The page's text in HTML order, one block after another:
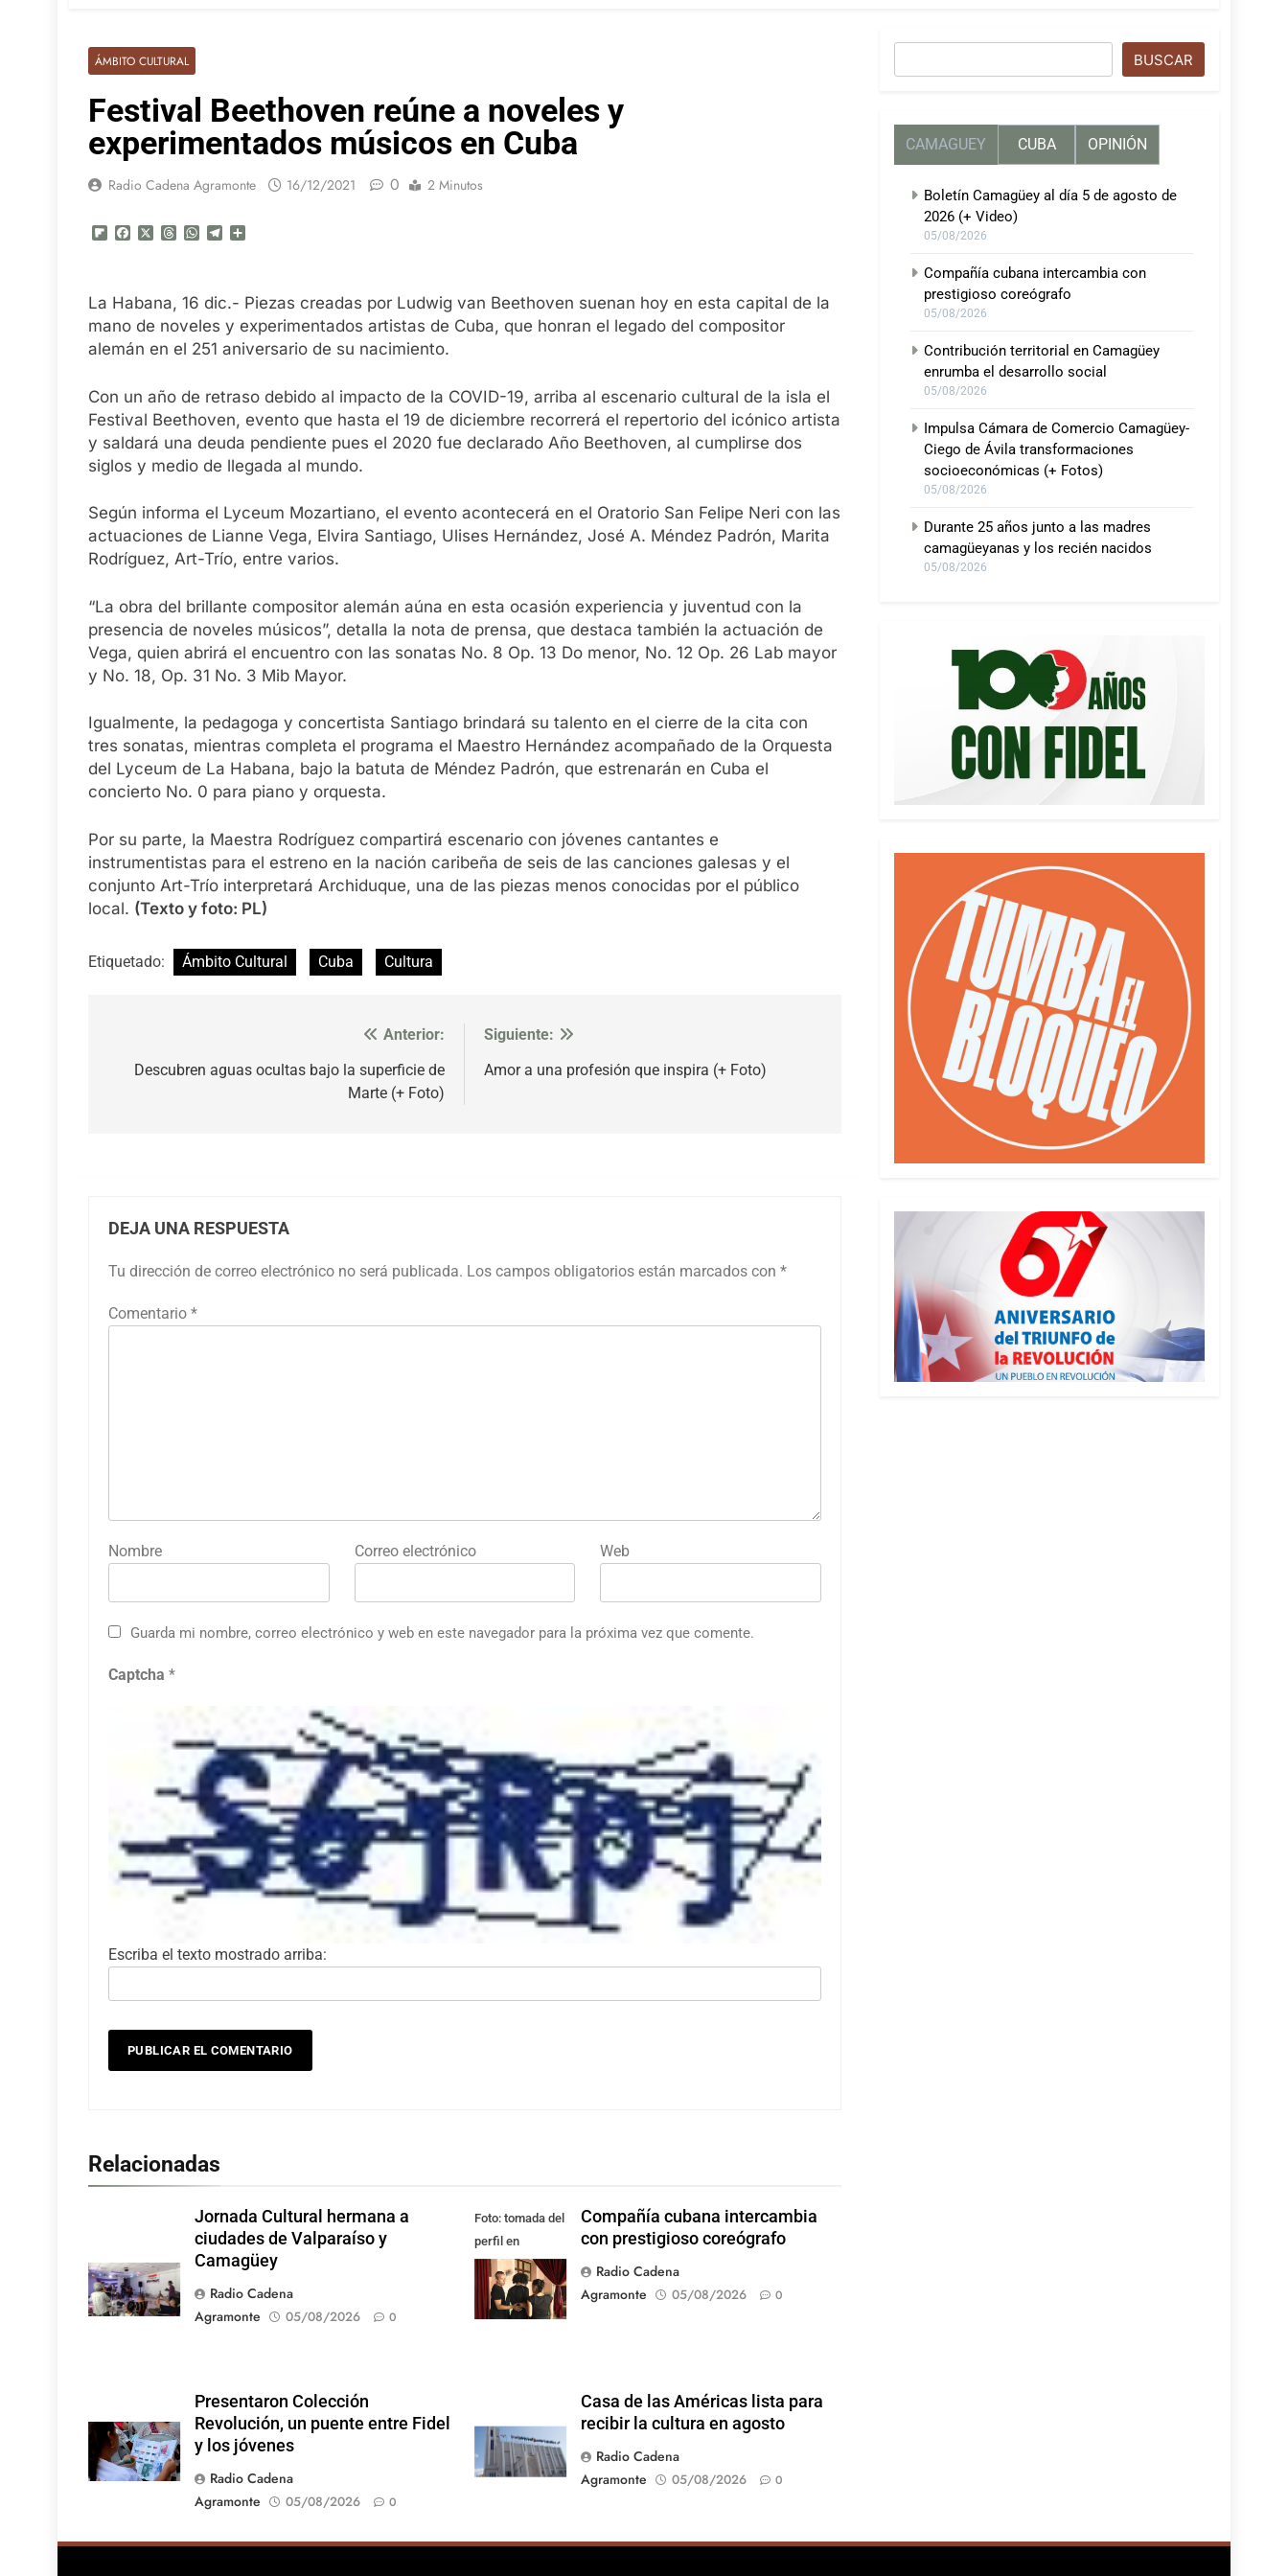
ÁMBITO CULTURAL
Festival Beethoven reúne a noveles y
experimentados músicos en Cuba
Radio Cadena Agramonte 16/12/2021 0 2 Minutos
Flipboard
FacebookThreadsWhatsApp
Telegram
La Habana, 16 dic.- Piezas creadas por Ludwig van Beethoven suenan hoy en esta capital de la
mano de noveles y experimentados artistas de Cuba, que honran el legado del compositor
alemán en el 251 aniversario de su nacimiento.
Con un año de retraso debido al impacto de la COVID-19, arriba al escenario cultural de la isla el
Festival Beethoven, evento que hasta el 19 de diciembre recorrerá el repertorio del icónico artista
y saldará una deuda pendiente pues el 2020 fue declarado Año Beethoven, al cumplirse dos
siglos y medio de llegada al mundo.
Según informa el Lyceum Mozartiano, el evento acontecerá en el Oratorio San Felipe Neri con las
actuaciones de Lianne Vega, Elvira Santiago, Ulises Hernández, José A. Méndez Padrón, Marita
Rodríguez, Art-Trío, entre varios.
“La obra del brillante compositor alemán aúna en esta ocasión experiencia y juventud con la
presencia de noveles músicos”, detalla la nota de prensa, que destaca también la actuación de
Vega, quien abrirá el encuentro con las sonatas No. 8 Op. 13 Do menor, No. 12 Op. 26 Lab mayor
y No. 18, Op. 31 No. 3 Mib Mayor.
Igualmente, la pedagoga y concertista Santiago brindará su talento en el cierre de la cita con
tres sonatas, mientras completa el programa el Maestro Hernández acompañado de la Orquesta
del Lyceum de La Habana, bajo la batuta de Méndez Padrón, que estrenarán en Cuba el
concierto No. 0 para piano y orquesta.
Por su parte, la Maestra Rodríguez compartirá escenario con jóvenes cantantes e
instrumentistas para el estreno en la nación caribeña de seis de las canciones galesas y el
conjunto Art-Trío interpretará Archiduque, una de las piezas menos conocidas por el público
local. (Texto y foto: PL)
Etiquetado: Ámbito Cultural Cuba Cultura
Anterior:
Descubren aguas ocultas bajo la superficie de
Marte (+ Foto)
Siguiente:
Amor a una profesión que inspira (+ Foto)
DEJA UNA RESPUESTA
Tu dirección de correo electrónico no será publicada. Los campos obligatorios están marcados con *
Comentario *
Nombre Correo electrónico Web
Guarda mi nombre, correo electrónico y web en este navegador para la próxima vez que comente.
Captcha *
Escriba el texto mostrado arriba:
Relacionadas
Jornada Cultural hermana a
ciudades de Valparaíso y
Camagüey
Radio Cadena
Agramonte
05/08/2026 0
Foto: tomada del
perfil en
Facebook de la
compañía
Compañía cubana intercambia
con prestigioso coreógrafo
Radio Cadena
Agramonte
05/08/2026 0
Presentaron Colección
Revolución, un puente entre Fidel
y los jóvenes
Radio Cadena
Agramonte
05/08/2026 0
Casa de las Américas lista para
recibir la cultura en agosto
Radio Cadena
Agramonte
05/08/2026 0
BUSCAR
CAMAGUEY CUBA OPINIÓN
Boletín Camagüey al día 5 de agosto de
2026 (+ Video)
05/08/2026
Compañía cubana intercambia con
prestigioso coreógrafo
05/08/2026
Contribución territorial en Camagüey
enrumba el desarrollo social
05/08/2026
Impulsa Cámara de Comercio Camagüey-
Ciego de Ávila transformaciones
socioeconómicas (+ Fotos)
05/08/2026
Durante 25 años junto a las madres
camagüeyanas y los recién nacidos
05/08/2026